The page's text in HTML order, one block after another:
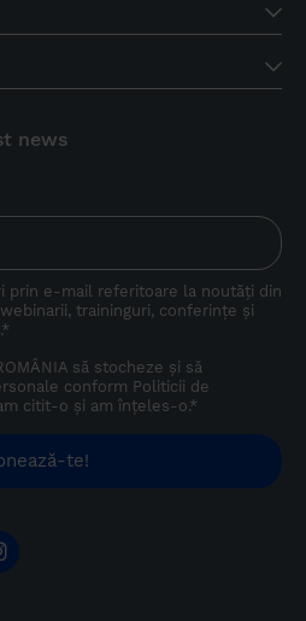
news
prin e-mail referitoare la noutăți din
traininguri, conferințe și
*
să stocheze și să
conform Politicii de
citit-o și am înțeles-o.*